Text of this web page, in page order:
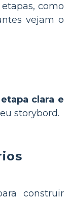
como
vejam o
clara e
storybord.
construir